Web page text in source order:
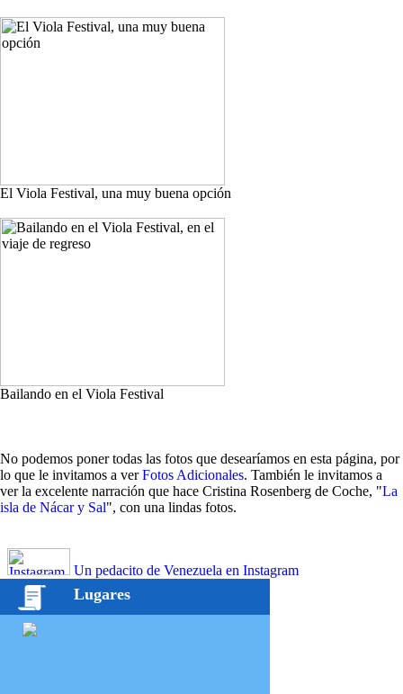
El Viola Festival, una muy buena opción
Bailando en el Viola Festival
No podemos poner todas las fotos que desearíamos en esta página, por
lo que le invitamos a verFotos Adicionales. También le invitamos a
ver la excelente narración que hace Cristina Rosenberg de Coche, "La
isla de Nácar y Sal", con una lindas fotos.
Un pedacito de Venezuela en Instagram
Lugares